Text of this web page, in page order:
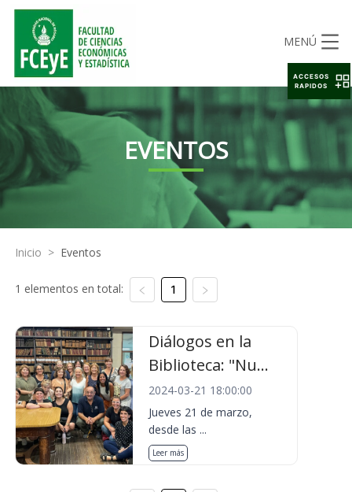
MENÚ
EVENTOS
Inicio > Eventos
1 elementos en total: 1
Diálogos en la
Biblioteca: "Nu...
2024-03-21 18:00:00
Jueves 21 de marzo,
desde las ...
Leer más
ACCESOS
RAPIDOS